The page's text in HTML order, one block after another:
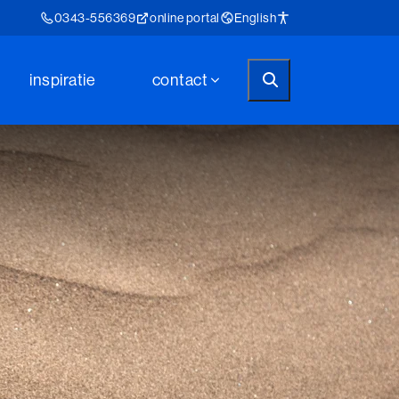
0343-556369 online portal English
inspiratie contact